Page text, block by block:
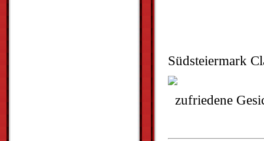
Südsteiermark
zufriedene